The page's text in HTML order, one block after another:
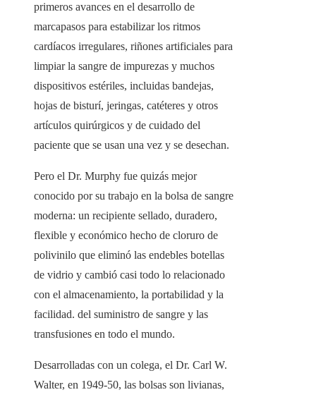
primeros avances en el desarrollo de
marcapasos para estabilizar los ritmos
cardíacos irregulares, riñones artificiales para
limpiar la sangre de impurezas y muchos
dispositivos estériles, incluidas bandejas,
hojas de bisturí, jeringas, catéteres y otros
artículos quirúrgicos y de cuidado del
paciente que se usan una vez y se desechan.
Pero el Dr. Murphy fue quizás mejor
conocido por su trabajo en la bolsa de sangre
moderna: un recipiente sellado, duradero,
flexible y económico hecho de cloruro de
polivinilo que eliminó las endebles botellas
de vidrio y cambió casi todo lo relacionado
con el almacenamiento, la portabilidad y la
facilidad. del suministro de sangre y las
transfusiones en todo el mundo.
Desarrolladas con un colega, el Dr. Carl W.
Walter, en 1949-50, las bolsas son livianas,